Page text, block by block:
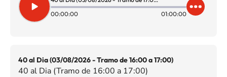
00:00:00
01:00:00
40 al Dia (03/08/2026 - Tramo de 16:00 a 17:00)
40 al Dia (Tramo de 16:00 a 17:00)